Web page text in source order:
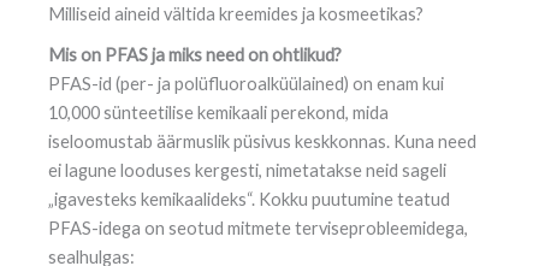
Milliseid aineid vältida kreemides ja kosmeetikas?
Mis on PFAS ja miks need on ohtlikud?
PFAS-id (per- ja polüfluoroalküülained) on enam kui
10,000 sünteetilise kemikaali perekond, mida
iseloomustab äärmuslik püsivus keskkonnas. Kuna need
ei lagune looduses kergesti, nimetatakse neid sageli
„igavesteks kemikaalideks“. Kokku puutumine teatud
PFAS-idega on seotud mitmete terviseprobleemidega,
sealhulgas: